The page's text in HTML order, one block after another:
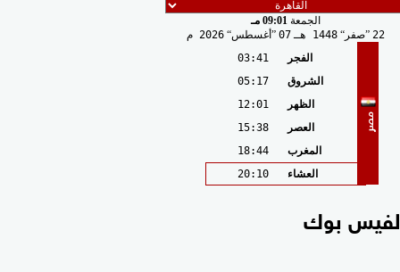
الجمعة 09:01 مـ
22 صفر 1448 هـ 07 أغسطس 2026 م
مصر
الفجر
03:41
الشروق
05:17
الظهر
12:01
العصر
15:38
المغرب
18:44
العشاء
20:10
بوك